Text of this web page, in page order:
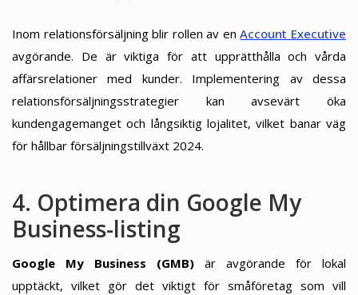
Inom relationsförsäljning blir rollen av enAccount Executive
avgörande. De är viktiga för att upprätthålla och vårda
affärsrelationer med kunder. Implementering av dessa
relationsförsäljningsstrategier kan avsevärt öka
kundengagemanget och långsiktig lojalitet, vilket banar väg
för hållbar försäljningstillväxt 2024.
4. Optimera din Google My
Business-listing
Google My Business (GMB) är avgörande för lokal
upptäckt, vilket gör det viktigt för småföretag som vill